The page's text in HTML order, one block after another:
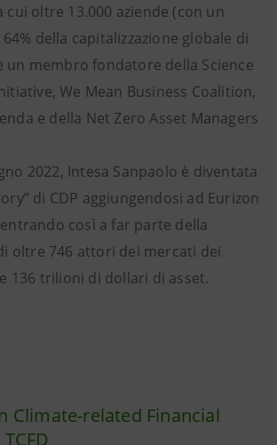
cui oltre 13.000 aziende (con un
della capitalizzazione globale di
un membro fondatore della Science
We Mean Business Coalition,
e della Net Zero Asset Managers
2022, Intesa Sanpaolo è diventata
di CDP aggiungendosi ad Eurizon
entrando così a far parte della
oltre 746 attori dei mercati dei
136 trilioni di dollari di asset.
Climate-related Financial